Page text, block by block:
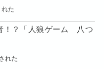
た
！？「人狼ゲーム 八つ
れた